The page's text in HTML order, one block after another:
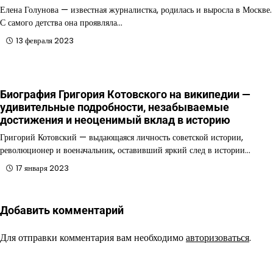
Елена Голунова — известная журналистка, родилась и выросла в Москве.
С самого детства она проявляла…
13 февраля 2023
Биография Григория Котовского на википедии —
удивительные подробности, незабываемые
достижения и неоценимый вклад в историю
Григорий Котовский — выдающаяся личность советской истории,
революционер и военачальник, оставивший яркий след в истории…
17 января 2023
Добавить комментарий
Для отправки комментария вам необходимоавторизоваться.